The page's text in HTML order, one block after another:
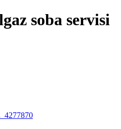
soba servisi